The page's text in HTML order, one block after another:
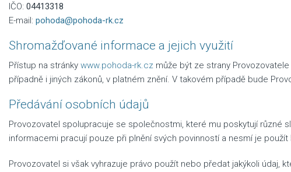
IČO: 04413318
E-mail: pohoda@pohoda-rk.cz
Shromažďované informace a jejich využití
Přístup na stránky www.pohoda-rk.cz může být ze strany
případně i jiných zákonů, v platném znění. V takovém případě bude
Předávání osobních údajů
Provozovatel spolupracuje se společnostmi, které mu poskytují různé
informacemi pracují pouze při plnění svých povinností a nesmí je
Provozovatel si však vyhrazuje právo použít nebo předat jakýkoli údaj,